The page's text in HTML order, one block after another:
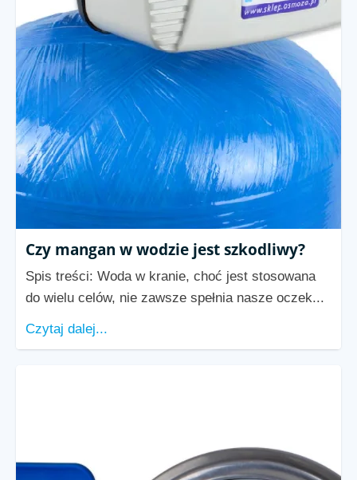
Czy mangan w wodzie jest szkodliwy?
Spis treści: Woda w kranie, choć jest stosowana
do wielu celów, nie zawsze spełnia nasze oczek...
Czytaj dalej...